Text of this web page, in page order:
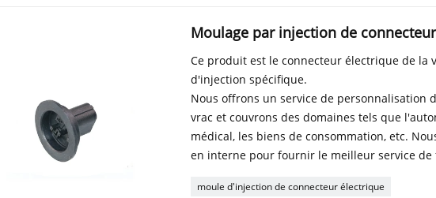
Moulage par injection de
Ce produit est le connecteur électrique de la
d'injection spécifique.
Nous offrons un service de personnalisation
vrac et couvrons des domaines tels que
médical, les biens de consommation, etc.
en interne pour fournir le meilleur service de
moule d'injection de connecteur électrique